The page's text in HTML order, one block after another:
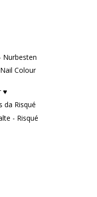
Nurbesten
Colour
♥
da Risqué
- Risqué